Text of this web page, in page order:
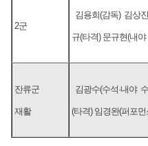
2군
김용희(감독) 김상
규(타격) 문규현(내
잔류군
재활
김광수(수석·내야
(타격) 임경완(퍼포먼